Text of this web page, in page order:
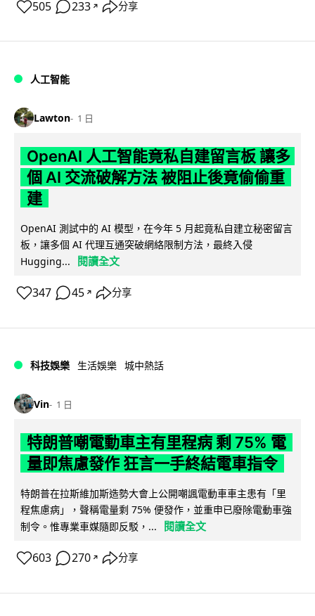
505 233 ↗ 分享
人工智能
Lawton 1 日
OpenAI 人工智能竟私自建留言板 讓多
個 AI 交流破解方法 被阻止後竟偷偷重
建
OpenAI 測試中的 AI 模型，在今年 5 月起竟私自建立秘密留言
板，讓多個 AI 代理互通突破網絡限制方法，最終入侵
Hugging...
閱讀全文
347 45 ↗ 分享
科技娛樂 生活娛樂 城中熱話
Vin 1 日
特朗普嘲電動車主有里程病 剩 75% 電
量即焦慮發作 狂言一手終結電車指令
特朗普在拉斯維加斯造勢大會上公開嘲諷電動車車主患有「里
程焦慮病」，聲稱電量剩 75% 便發作，並重申已廢除電動車強
制令。惟專業車媒隨即反駁，...
閱讀全文
603 270 ↗ 分享